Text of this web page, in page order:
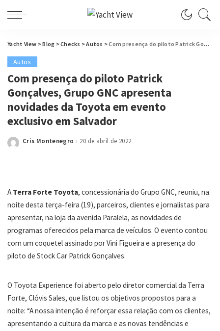
Yacht View >Blog >Checks >Autos >Com presença do piloto Patrick Gonçalves, Grupo GNC apresenta novidades da Toyota em evento exclusivo em Salvador
Autos
Com presença do piloto Patrick
Gonçalves, Grupo GNC apresenta
novidades da Toyota em evento
exclusivo em Salvador
Posted
Cris Montenegro 20 de abril de 2022
ATerra Forte Toyota, concessionária do Grupo GNC, reuniu, na
noite desta terça-feira (19), parceiros, clientes e jornalistas para
apresentar, na loja da avenida Paralela, as novidades de
programas oferecidos pela marca de veículos. O evento contou
com um coquetel assinado por Vini Figueira e a presença do
piloto de Stock Car Patrick Gonçalves.
O Toyota Experience foi aberto pelo diretor comercial da Terra
Forte, Clóvis Sales, que listou os objetivos propostos para a
noite: “A nossa intenção é reforçar essa relação com os clientes,
apresentando a cultura da marca e as novas tendências e